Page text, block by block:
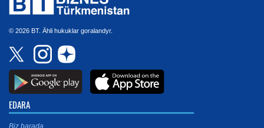
© 2026 BT. Ähli hukuklar goralandyr.
EDARA